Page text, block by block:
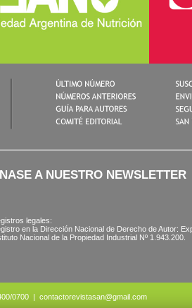
A NUESTRO NEWSLETTER
legales:
en la Dirección Nacional de De­recho de Autor:
Nacional de la Propiedad Industrial Nº 1.943.200.
0700 | contactorevistasan@gmail.com